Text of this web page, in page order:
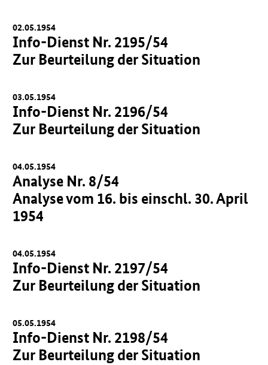
02.05.1954
Info-Dienst Nr. 2195/54
Zur Beurteilung der Situation
03.05.1954
Info-Dienst Nr. 2196/54
Zur Beurteilung der Situation
04.05.1954
Analyse Nr. 8/54
Analyse vom 16. bis einschl. 30. April
1954
04.05.1954
Info-Dienst Nr. 2197/54
Zur Beurteilung der Situation
05.05.1954
Info-Dienst Nr. 2198/54
Zur Beurteilung der Situation